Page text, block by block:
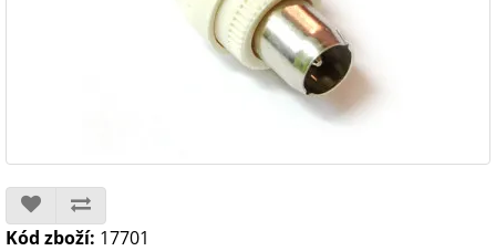
Kód zboží: 17701